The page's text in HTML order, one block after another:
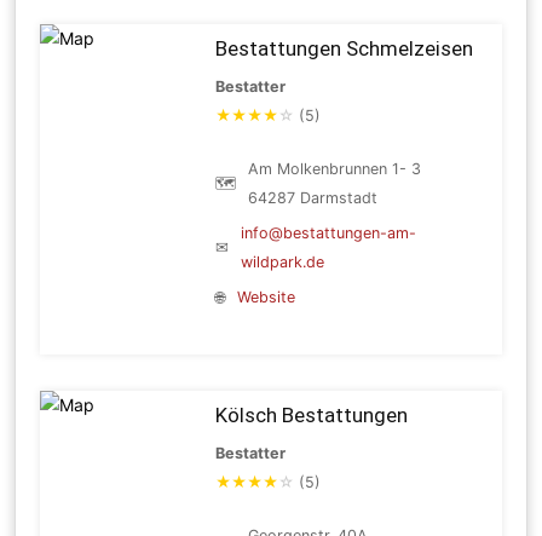
Bestattungen Schmelzeisen
Bestatter
★★★★ ☆ (5)
🗺
Am Molkenbrunnen 1- 3
64287 Darmstadt
✉
info@bestattungen-am-
wildpark.de
🌐
Website
Kölsch Bestattungen
Bestatter
★★★★ ☆ (5)